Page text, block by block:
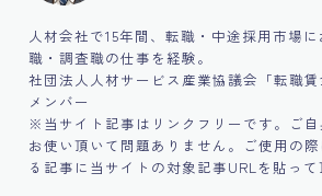
人材会社で15年間、転職・中途採用市場
職・調査職の仕事を経験。
社団法人人材サービス産業協議会「転職
メンバー
※当サイト記事はリンクフリーです。ご
お使い頂いて問題ありません。ご使用の
る記事に当サイトの対象記事URLを貼って